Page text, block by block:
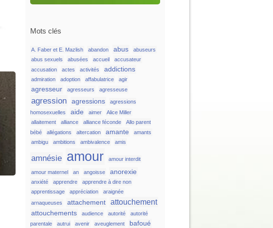
Mots clés
A. Faber et E. Mazlish abandon abus
abuseurs
abus sexuels
abusées accueil
accusateur
accusation
actes activités addictions
admiration adoption affabulatrice agir
agresseur agresseurs agresseuse
agression agressions
agressions
homosexuelles
aide aimer
Alice Miller
allaitement
alliance alliance féconde
Allo parent
bébé
allégations altercation amante
amants
ambigu
ambitions ambivalence amis
amnésie amour amour interdit
amour maternel an angoisse anorexie
anxiété apprendre
apprendre à dire non
apprentissage
appréciation
araignée
arnaqueuses
attachement attouchement
attouchements audience autorité
autorité
parentale
autrui avenir aveuglement bafoué